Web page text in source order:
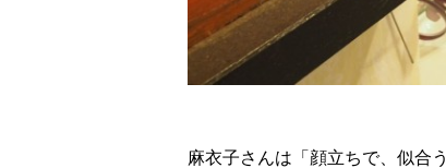
麻衣子さんは「顔立ちで、似合